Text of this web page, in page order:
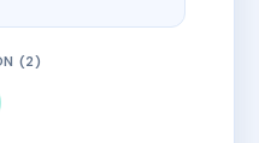
(2)